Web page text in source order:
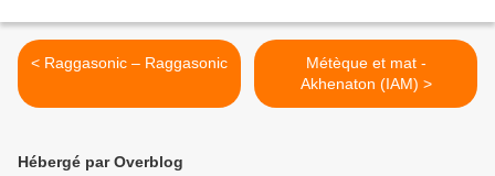
< Raggasonic – Raggasonic
Métèque et mat -
Akhenaton (IAM) >
Hébergé par Overblog